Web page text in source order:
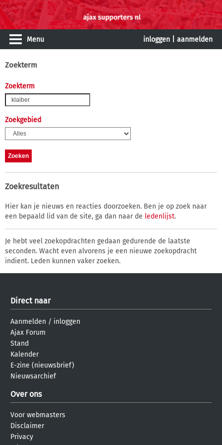
Menu inloggen aanmelden
Zoekterm
Zoekterm
Zoekgebied
Zoekresultaten
Hier kan je nieuws en reacties doorzoeken. Ben je op zoek naar
een bepaald lid van de site, ga dan naar de ledenlijst.
Je hebt veel zoekopdrachten gedaan gedurende de laatste
seconden. Wacht even alvorens je een nieuwe zoekopdracht
indient. Leden kunnen vaker zoeken.
Direct naar
Aanmelden / inloggen
Ajax Forum
Stand
Kalender
E-zine (nieuwsbrief)
Nieuwsarchief
Over ons
Voor webmasters
Disclaimer
Privacy